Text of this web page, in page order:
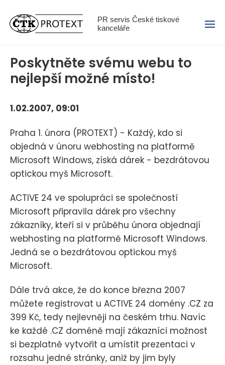
PR servis České tiskové
kanceláře
Menu
Poskytněte svému webu to
nejlepší možné místo!
1.02.2007, 09:01
Praha 1. února (PROTEXT) - Každý, kdo si
objedná v únoru webhosting na platformě
Microsoft Windows, získá dárek - bezdrátovou
optickou myš Microsoft.
ACTIVE 24 ve spolupráci se společností
Microsoft připravila dárek pro všechny
zákazníky, kteří si v průběhu února objednají
webhosting na platformě Microsoft Windows.
Jedná se o bezdrátovou optickou myš
Microsoft.
Dále trvá akce, že do konce března 2007
můžete registrovat u ACTIVE 24 domény .CZ za
399 Kč, tedy nejlevněji na českém trhu. Navíc
ke každé .CZ doméně mají zákazníci možnost
si bezplatně vytvořit a umístit prezentaci v
rozsahu jedné stránky, aniž by jim byly